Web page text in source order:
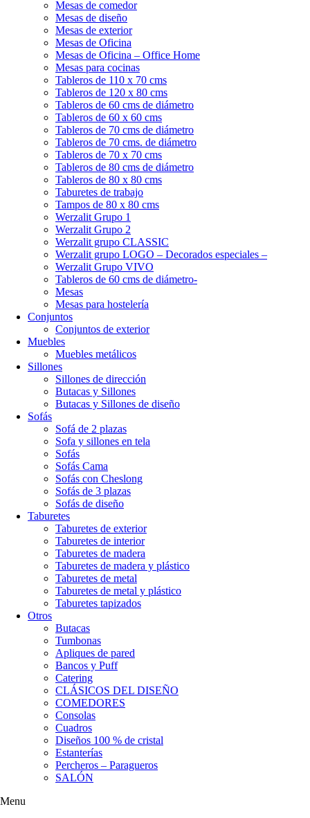
Mesas de comedor
Mesas de diseño
Mesas de exterior
Mesas de Oficina
Mesas de Oficina – Office Home
Mesas para cocinas
Tableros de 110 x 70 cms
Tableros de 120 x 80 cms
Tableros de 60 cms de diámetro
Tableros de 60 x 60 cms
Tableros de 70 cms de diámetro
Tableros de 70 cms. de diámetro
Tableros de 70 x 70 cms
Tableros de 80 cms de diámetro
Tableros de 80 x 80 cms
Taburetes de trabajo
Tampos de 80 x 80 cms
Werzalit Grupo 1
Werzalit Grupo 2
Werzalit grupo CLASSIC
Werzalit grupo LOGO – Decorados especiales –
Werzalit Grupo VIVO
Tableros de 60 cms de diámetro-
Mesas
Mesas para hostelería
Conjuntos
Conjuntos de exterior
Muebles
Muebles metálicos
Sillones
Sillones de dirección
Butacas y Sillones
Butacas y Sillones de diseño
Sofás
Sofá de 2 plazas
Sofa y sillones en tela
Sofás
Sofás Cama
Sofás con Cheslong
Sofás de 3 plazas
Sofás de diseño
Taburetes
Taburetes de exterior
Taburetes de interior
Taburetes de madera
Taburetes de madera y plástico
Taburetes de metal
Taburetes de metal y plástico
Taburetes tapizados
Otros
Butacas
Tumbonas
Apliques de pared
Bancos y Puff
Catering
CLÁSICOS DEL DISEÑO
COMEDORES
Consolas
Cuadros
Diseños 100 % de cristal
Estanterías
Percheros – Paragueros
SALÓN
Menu